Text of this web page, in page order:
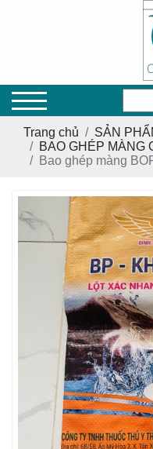
Trang chủ
SẢN
BAO GHÉP MÀNG
Bao ghép màng